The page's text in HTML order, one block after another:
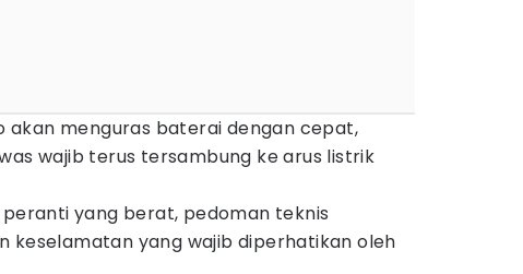
akan menguras baterai dengan cepat,
wajib terus tersambung ke arus listrik
yang berat, pedoman teknis
keselamatan yang wajib diperhatikan oleh